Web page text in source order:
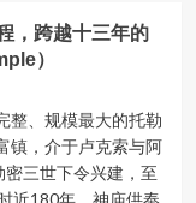
，跨越十三年的
）
整、规模最大的托勒
镇，介于卢克索与阿
三世下令兴建，至
近180年。神庙供奉